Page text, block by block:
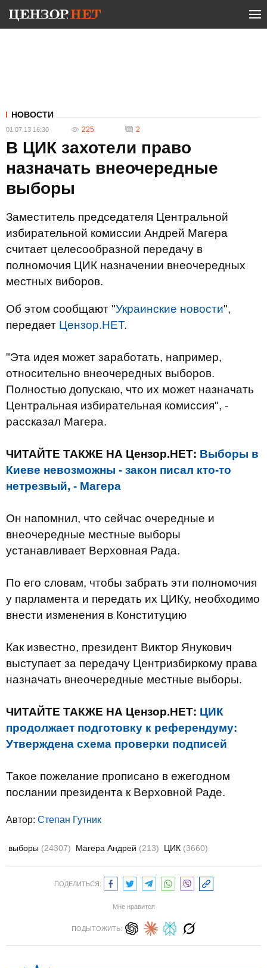
НОВОСТИ
01.07.13 16:30 225 2
В ЦИК захотели право
назначать внеочередные
выборы
Заместитель председателя Центральной
избирательной комиссии Андрей Магера
считает целесообразной передачу в
полномочия ЦИК назначении внеочередных
местных виборов.
Об этом сообщают "Украинские новости",
передает Цензор.НЕТ.
"Эта идея может заработать, например,
относительно внеочередных выборов.
Полностью допускаю, что их может назначать
Центральная избирательная комиссия", -
рассказал Магера.
ЧИТАЙТЕ ТАКЖЕ НА Цензор.НЕТ: Выборы в
Киеве невозможны - закон писал кто-то
нетрезвый, - Магера
Он напомнил, что сейчас очередные и
внеочередные местные выборы
устанавливает Верховная Рада.
По его словам, чтобы забрать эти полномочия
у парламента и передать их ЦИКу, необходимо
внести изменения в Конституцию
Как известно, президент Виктор Янукович
выступает за передачу Центризбиркому права
назначать внеочередные местные выборы.
ЧИТАЙТЕ ТАКЖЕ НА Цензор.НЕТ: ЦИК
продолжает подготовку к референдуму:
Утверждена схема проверки подписей
Такое пожелание прописано в ежегодном
послании президента к Верховной Раде.
Автор: Степан Гутник
выборы (24307) Магера Андрей (213) ЦИК (3660)
ПОДЕЛИТЬСЯ:
Мне нравится
ПОДЫТОЖИТЬ: